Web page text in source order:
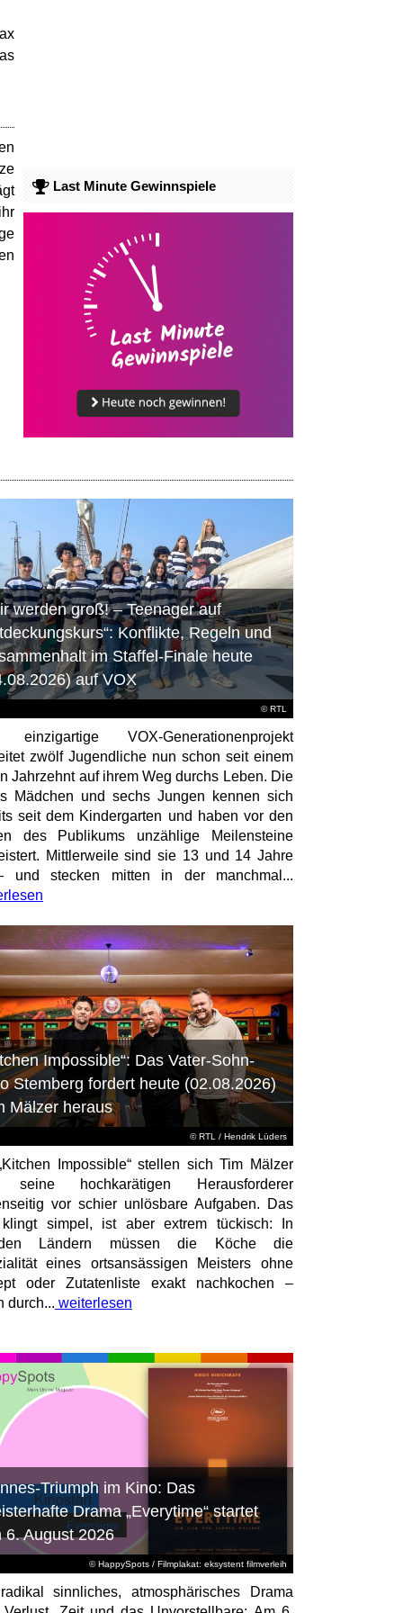
Last Minute Gewinnspiele
© RTL
werden groß! – Teenager auf
Konflikte, Regeln und
im Staffel-Finale heute
auf VOX
einzigartige VOX-Generationenprojekt
zwölf Jugendliche nun schon seit einem
Jahrzehnt auf ihrem Weg durchs Leben. Die
Mädchen und sechs Jungen kennen sich
seit dem Kindergarten und haben vor den
des Publikums unzählige Meilensteine
Mittlerweile sind sie 13 und 14 Jahre
und stecken mitten in der manchmal...
© RTL/ Hendrik Lüders
Impossible“: Das Vater-Sohn-
Stemberg fordert heute (02.08.2026)
Mälzer heraus
Impossible“ stellen sich Tim Mälzer
seine hochkarätigen Herausforderer
vor schier unlösbare Aufgaben. Das
simpel, ist aber extrem tückisch: In
Ländern müssen die Köche die
eines ortsansässigen Meisters ohne
oder Zutatenliste exakt nachkochen –
durch... weiterlesen
© HappySpots / Filmplakat: eksystent filmverleih
Triumph im Kino: Das
Drama „Everytime“ startet
6. August 2026
sinnliches, atmosphärisches Drama